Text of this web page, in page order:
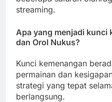
streaming.
Apa yang menjadi kunci
dan Orol Nukus?
Kunci kemenangan
permainan dan
strategi yang tepat
berlangsung.